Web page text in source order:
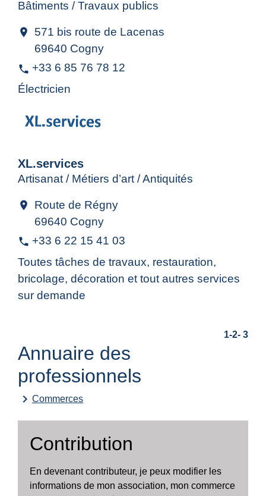
Bâtiments / Travaux publics
location_on
571 bis route de Lacenas
69640 Cogny
phone +33 6 85 76 78 12
Électricien
XL.services
Artisanat / Métiers d’art / Antiquités
location_on
Route de Régny
69640 Cogny
phone +33 6 22 15 41 03
Toutes tâches de travaux, restauration,
bricolage, décoration et tout autres services
sur demande
1-2- 3
Annuaire des
professionnels
keyboard_arrow_right Commerces
Contribution
En devenant contributeur, je peux modifier les
informations de mon association, mon commerce